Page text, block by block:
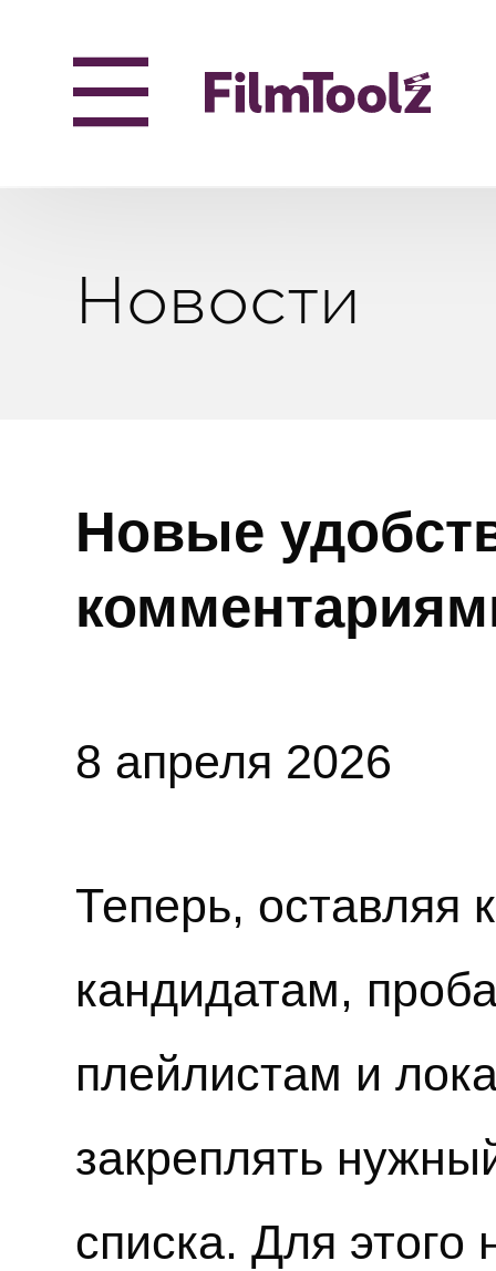
Новости
Новые
8 апреля 2026
Теперь, оставляя
кандидатам,
плейлистам и
закреплять
списка. Для этого